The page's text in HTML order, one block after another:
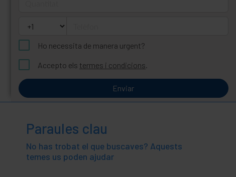
Ho necessita de manera urgent?
Accepto els termes i condicions.
Enviar
Paraules clau
No has trobat el que buscaves? Aquests
temes us poden ajudar